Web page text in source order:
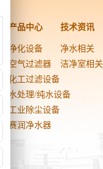
产品中心
净化设备
空气过滤器
化工过滤设备
水处理/纯水设备
工业除尘设备
赛润净水器
技术资讯
净水相关
洁净室相关